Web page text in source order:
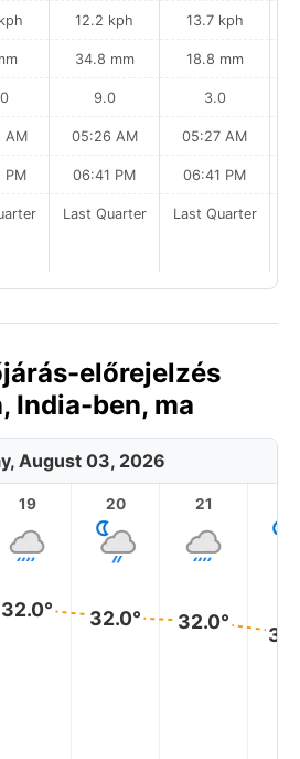
AM
PM
12.2 kph
34.8 mm
9.0
05:26 AM
06:41 PM
Last Quarter
13.7 kph
18.8 mm
3.0
05:27 AM
06:41 PM
Last Quarter
előrejelzés
India-ben, ma
August 03, 2026
19
32.0°
20
32.0°
21
32.0°